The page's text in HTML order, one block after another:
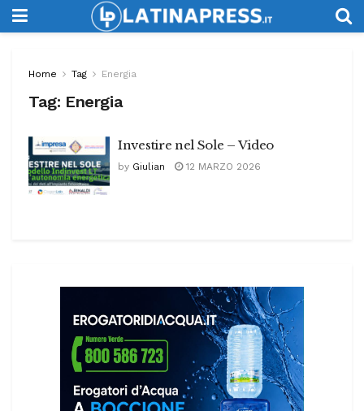
Home Tag Energia
Tag: Energia
Investire nel Sole – Video
by Giulian 12 MARZO 2026